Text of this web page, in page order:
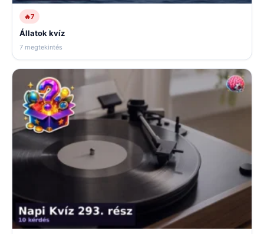
🔥7
Állatok kvíz
7 megtekintés